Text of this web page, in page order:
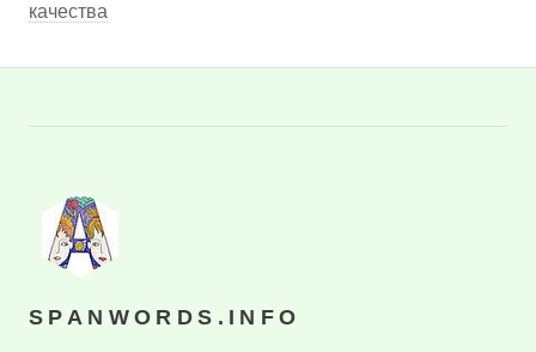
качества
SPANWORDS.INFO